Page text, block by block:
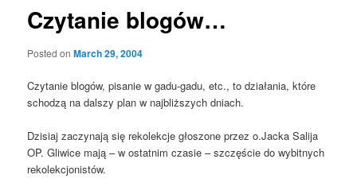
Czytanie blogów…
Posted onMarch 29, 2004
Czytanie blogów, pisanie w gadu-gadu, etc., to działania, które
schodzą na dalszy plan w najbliższych dniach.
Dzisiaj zaczynają się rekolekcje głoszone przez o.Jacka Salija
OP. Gliwice mają – w ostatnim czasie – szczęście do wybitnych
rekolekcjonistów.